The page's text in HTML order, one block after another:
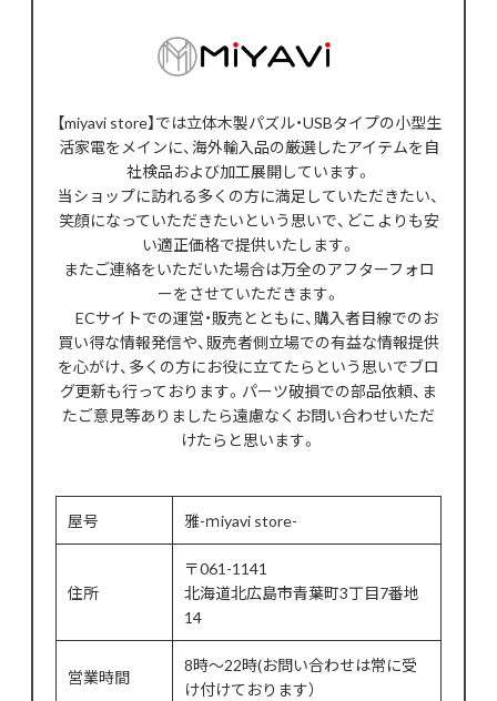
【miyavi store】では立体木製パズル・USBタイプの小型生
活家電をメインに、海外輸入品の厳選したアイテムを自
社検品および加工展開しています。
当ショップに訪れる多くの方に満足していただきたい、
笑顔になっていただきたいという思いで、どこよりも安
い適正価格で提供いたします。
またご連絡をいただいた場合は万全のアフターフォロ
ーをさせていただきます。
ECサイトでの運営・販売とともに、購入者目線でのお
買い得な情報発信や、販売者側立場での有益な情報提供
を心がけ、多くの方にお役に立てたらという思いでブロ
グ更新も行っております。パーツ破損での部品依頼、ま
たご意見等ありましたら遠慮なくお問い合わせいただ
けたらと思います。
屋号 雅-ｍiyavi store-
住所
〒061-1141
北海道北広島市青葉町3丁目7番地
14
営業時間
8時〜22時(お問い合わせは常に受
け付けております）